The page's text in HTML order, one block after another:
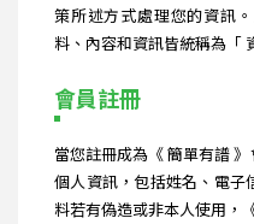
策所述方式處理您的資訊
料、內容和資訊皆統稱為「
會員註冊
當您註冊成為《 簡單有譜
個人資訊，包括姓名、電子
料若有偽造或非本人使用，